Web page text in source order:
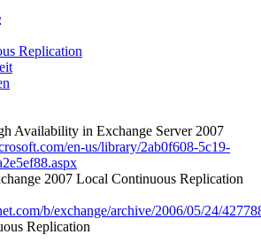
Replication
Availability in Exchange Server 2007
en-us/library/2ab0f608-5c19-
2007 Local Continuous Replication
b/exchange/archive/2006/05/24/
Replication